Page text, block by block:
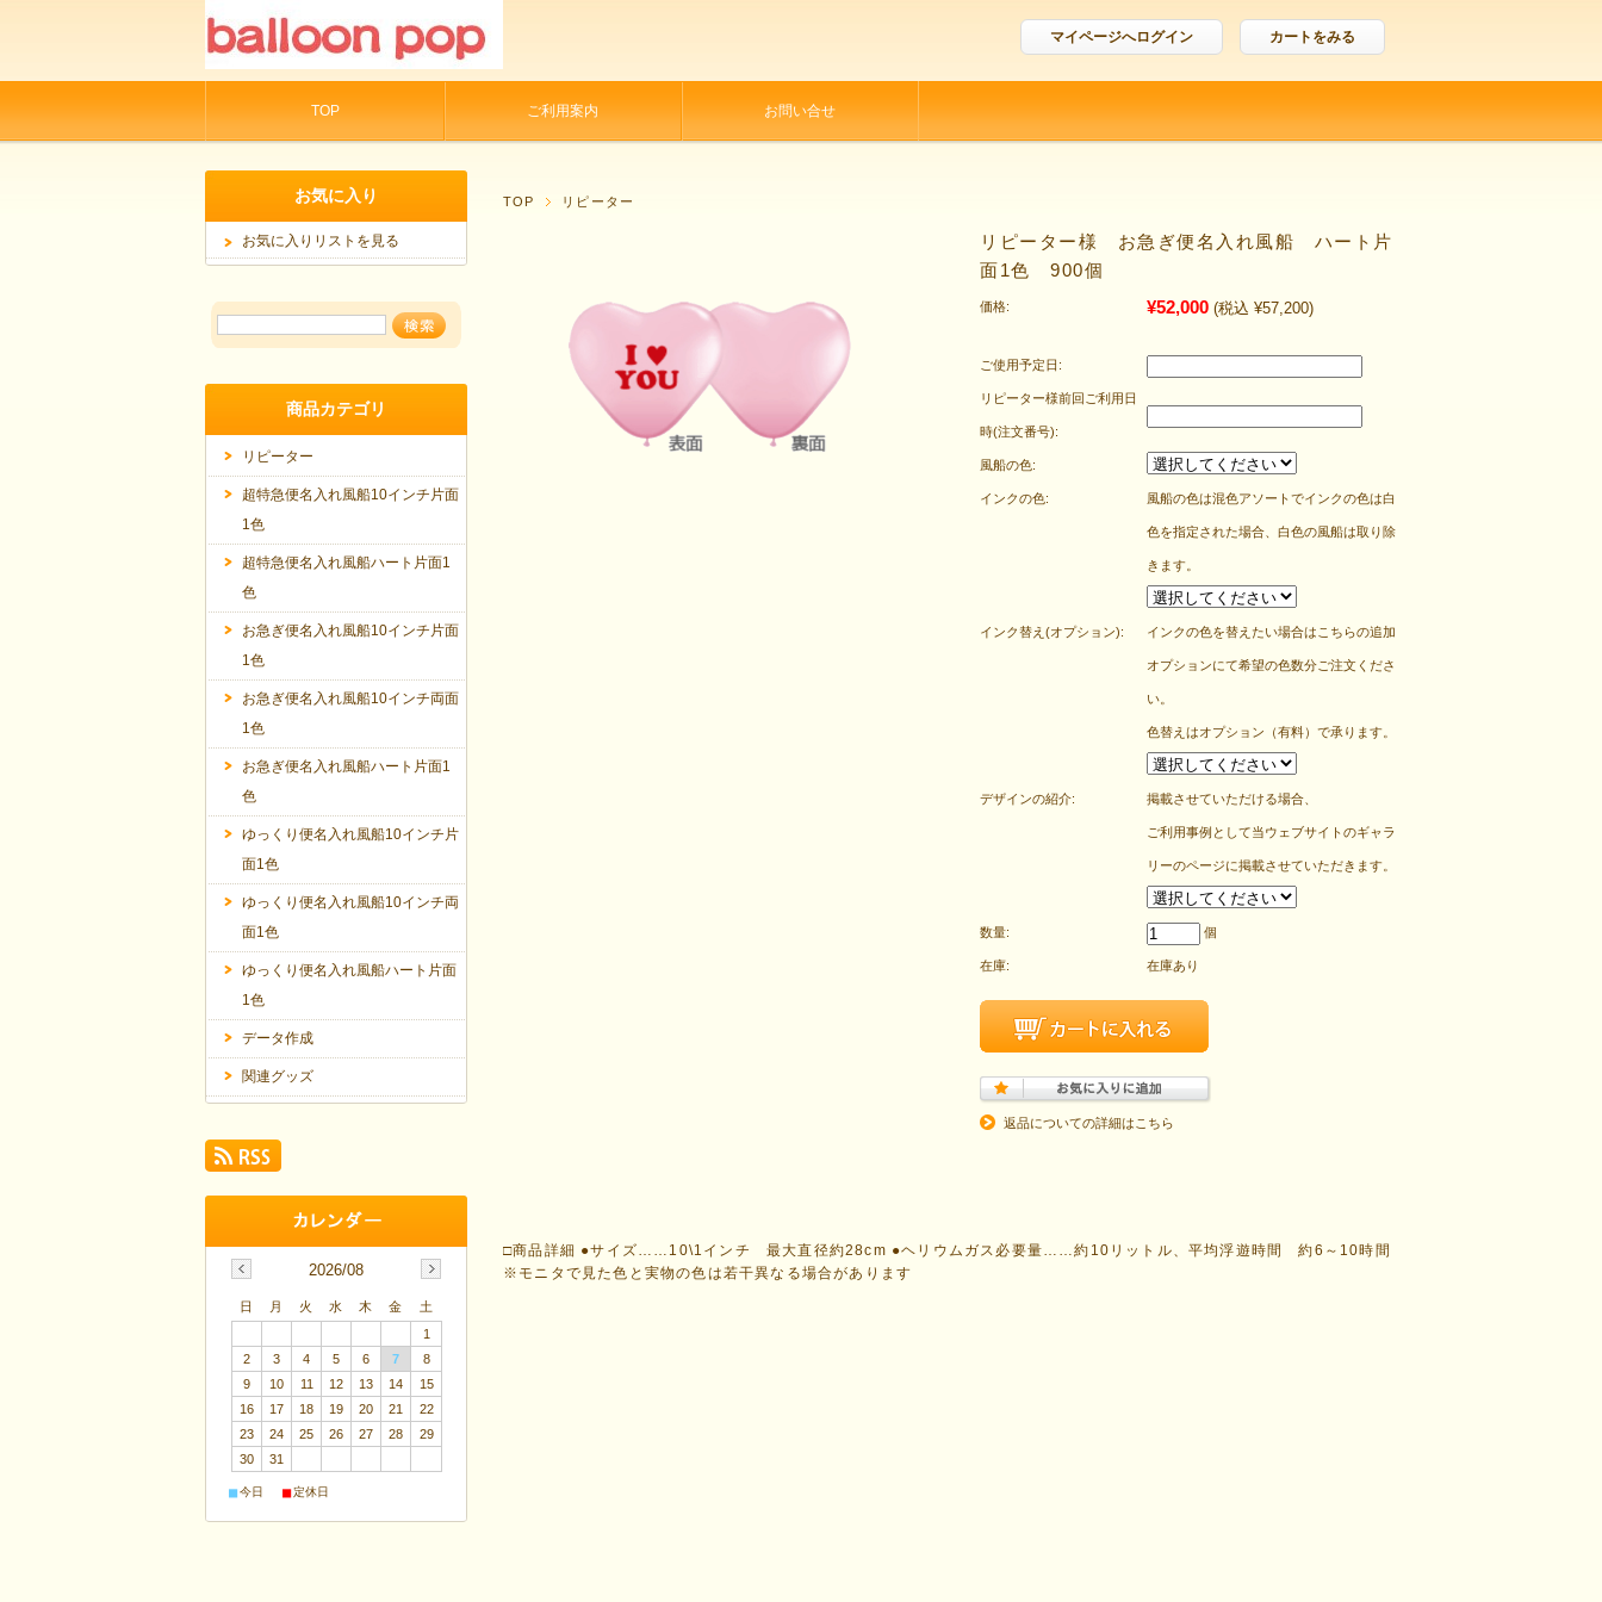
マイページへログイン カートをみる
TOP ご利用案内 お問い合せ
TOP リピーター
リピーター様 お急ぎ便名入れ風船 ハート片
面1色 900個
価格: ¥52,000 (税込 ¥57,200)
ご使用予定日:
リピーター様前回ご利用日
時(注文番号):
風船の色:
インクの色: 風船の色は混色アソートでインクの色は白
色を指定された場合、白色の風船は取り除
きます。
インク替え(オプション): インクの色を替えたい場合はこちらの追加
オプションにて希望の色数分ご注文くださ
い。
色替えはオプション（有料）で承ります。
デザインの紹介: 掲載させていただける場合、
ご利用事例として当ウェブサイトのギャラ
リーのページに掲載させていただきます。
数量: 個
在庫: 在庫あり
返品についての詳細はこちら
□商品詳細 ●サイズ……10\1インチ 最大直径約28cm ●ヘリウムガス必要量……約10リットル、平均浮遊時間 約6～10時間
※モニタで見た色と実物の色は若干異なる場合があります
お気に入り
お気に入りリストを見る
商品カテゴリ
リピーター
超特急便名入れ風船10インチ片面
1色
超特急便名入れ風船ハート片面1
色
お急ぎ便名入れ風船10インチ片面
1色
お急ぎ便名入れ風船10インチ両面
1色
お急ぎ便名入れ風船ハート片面1
色
ゆっくり便名入れ風船10インチ片
面1色
ゆっくり便名入れ風船10インチ両
面1色
ゆっくり便名入れ風船ハート片面
1色
データ作成
関連グッズ
2026/08
日 月 火 水 木 金
土
1
2
3 4 5 6 7
8
9
10 11 12 13 14
15
16
17 18 19 20 21
22
23
24 25 26 27 28
29
30
31
■今日 ■定休日